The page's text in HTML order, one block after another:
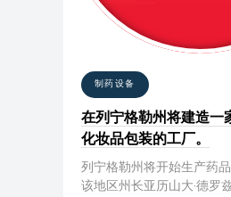
制药设备
在列宁格勒州将建造一
化妆品包装的工厂。
列宁格勒州将开始生产药品
该地区州长亚历山大·德罗